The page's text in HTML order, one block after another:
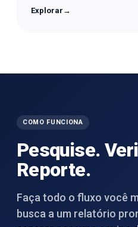
Explorar →
COMO FUNCIONA
Pesquise.
Reporte.
Faça todo o fluxo você
busca a um relatório